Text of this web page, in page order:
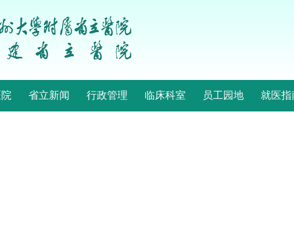
省立新闻 行政管理 临床科室 员工园地 就医指